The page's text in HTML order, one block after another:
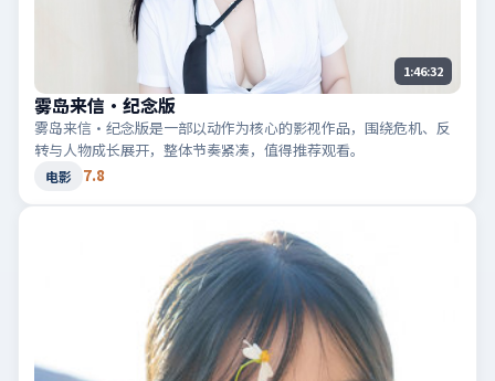
1:46:32
雾岛来信·纪念版
雾岛来信·纪念版是一部以动作为核心的影视作品，围绕危机、反
转与人物成长展开，整体节奏紧凑，值得推荐观看。
电影 7.8